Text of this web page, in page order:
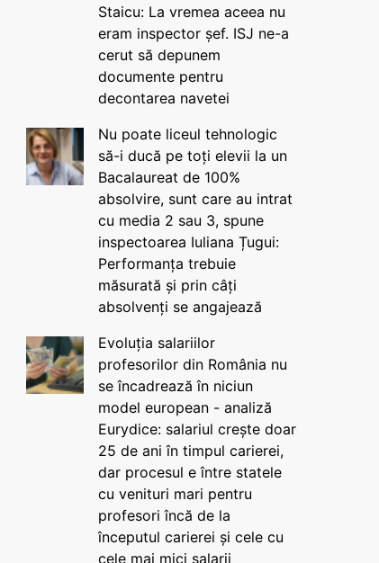
Staicu: La vremea aceea nu
eram inspector șef. ISJ ne-a
cerut să depunem
documente pentru
decontarea navetei
Nu poate liceul tehnologic
să-i ducă pe toți elevii la un
Bacalaureat de 100%
absolvire, sunt care au intrat
cu media 2 sau 3, spune
inspectoarea Iuliana Țugui:
Performanța trebuie
măsurată și prin câți
absolvenți se angajează
Evoluția salariilor
profesorilor din România nu
se încadrează în niciun
model european - analiză
Eurydice: salariul crește doar
25 de ani în timpul carierei,
dar procesul e între statele
cu venituri mari pentru
profesori încă de la
începutul carierei și cele cu
cele mai mici salarii